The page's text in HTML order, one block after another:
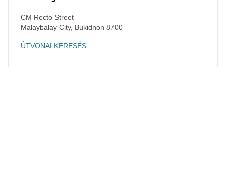
CM Recto Street
Malaybalay City, Bukidnon 8700
ÚTVONALKERESÉS